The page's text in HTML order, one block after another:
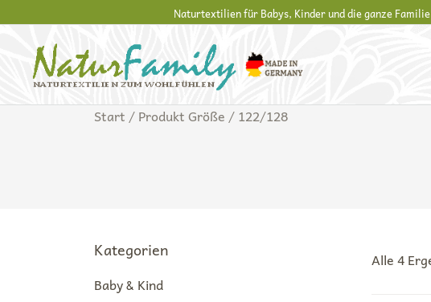
Inhalt
springen
Naturtextilien für Babys, Kinder und die ganze
NaturFamily Shop – Naturtextilien für Babys, Kinder
Naturkleidung aus Wolle und Seide
Start / Produkt Größe / 122/128
Alle 4
Kategorien
Baby & Kind